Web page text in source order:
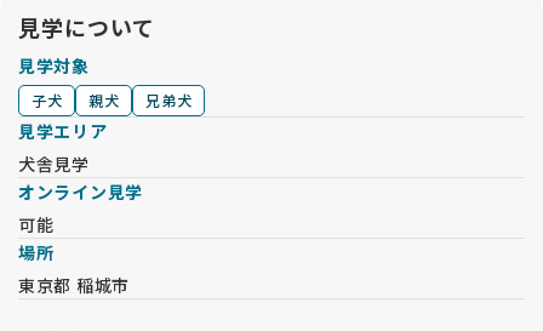
見学について
見学対象
子犬 親犬 兄弟犬
見学エリア
犬舎見学
オンライン見学
可能
場所
東京都 稲城市